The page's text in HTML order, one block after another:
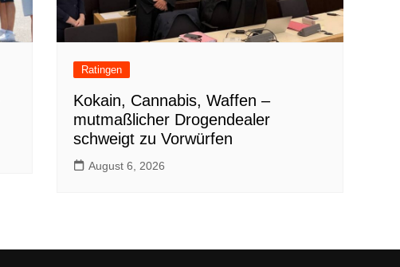
Ratingen
Kokain, Cannabis, Waffen –
mutmaßlicher Drogendealer
schweigt zu Vorwürfen
August 6, 2026